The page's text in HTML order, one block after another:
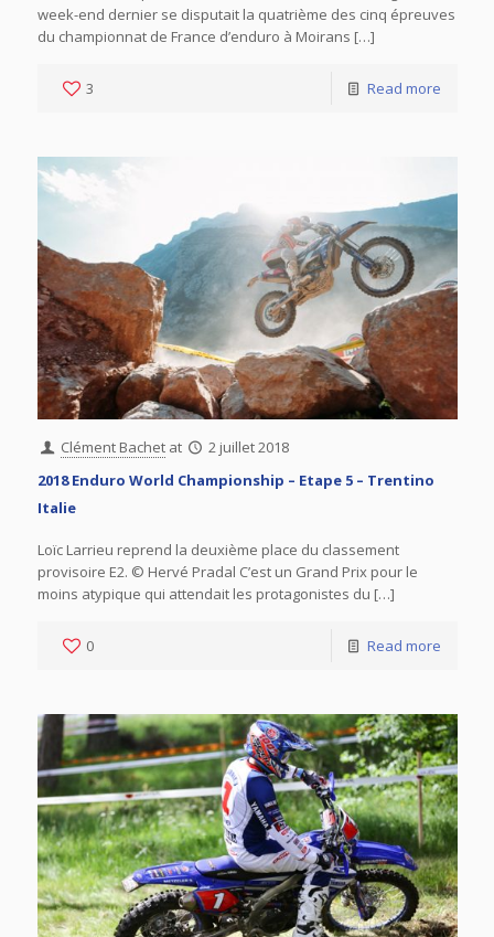
week-end dernier se disputait la quatrième des cinq épreuves
du championnat de France d’enduro à Moirans […]
3 Read more
Clément Bachet at
2 juillet 2018
2018 Enduro World Championship – Etape 5 – Trentino
Italie
Loïc Larrieu reprend la deuxième place du classement
provisoire E2. © Hervé Pradal C’est un Grand Prix pour le
moins atypique qui attendait les protagonistes du […]
0 Read more